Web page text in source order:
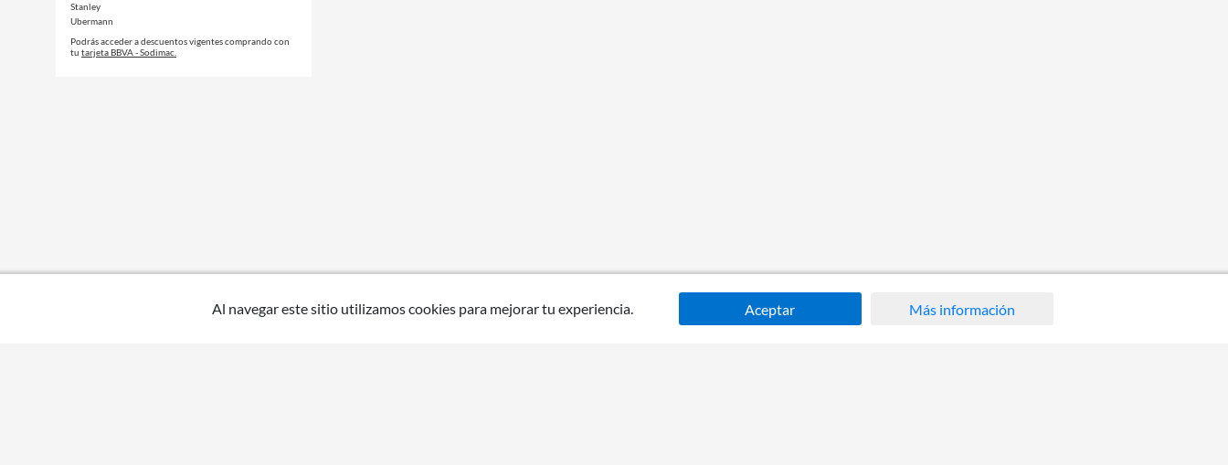
Stanley
Ubermann
Podrás acceder a descuentos vigentes comprando con
tu tarjeta BBVA - Sodimac.
Al navegar este sitio utilizamos cookies para mejorar tu experiencia. Aceptar Más información